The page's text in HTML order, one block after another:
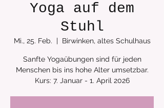
Yoga auf dem
Stuhl
Mi., 25. Feb.
  |
Birwinken, altes Schulhaus
Sanfte Yogaübungen sind für jeden
Menschen bis ins hohe Alter umsetzbar.
Kurs: 7. Januar - 1. April 2026